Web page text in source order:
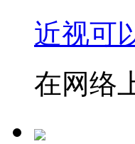
近视可
在网络